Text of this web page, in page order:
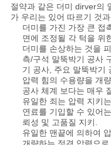
지
절약과 같은 더미 dirver의
가 우리는 있어 따르기 것
더미를 가진 가장 큰 접
면에 조정될 각 턱을 위
더미를 손상하는 것을
측/구석 말뚝박기 공사
기 공사, 주요 말뚝박기
압력 힘의 수용량을 개
공사 체계 보다는 매우
유일한 죄는 압력 지키
연료를 기입할 수 있어
뢰성 및 고품질 지키.
유일한 맨끝에 의하여